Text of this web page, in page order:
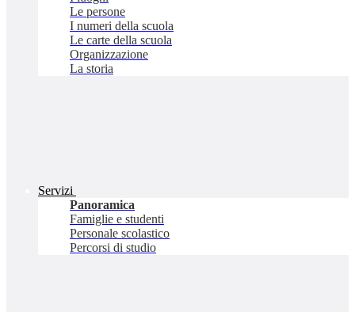
Le persone
I numeri della scuola
Le carte della scuola
Organizzazione
La storia
Servizi
Panoramica
Famiglie e studenti
Personale scolastico
Percorsi di studio